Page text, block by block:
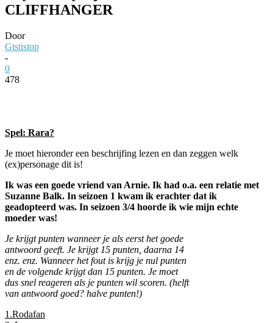
CLIFFHANGER
Door
Gtstistop
-
0
478
Spel: Rara?
Je moet hieronder een beschrijfing lezen en dan zeggen welk
(ex)personage dit is!
Ik was een goede vriend van Arnie. Ik had o.a. een relatie met
Suzanne Balk. In seizoen 1 kwam ik erachter dat ik
geadopteerd was. In seizoen 3/4 hoorde ik wie mijn echte
moeder was!
Je krijgt punten wanneer je als eerst het goede
antwoord geeft. Je krijgt 15 punten, daarna 14
enz. enz. Wanneer het fout is krijg je nul punten
en de volgende krijgt dan 15 punten. Je moet
dus snel reageren als je punten wil scoren. (helft
van antwoord goed? halve punten!)
1.Rodafan